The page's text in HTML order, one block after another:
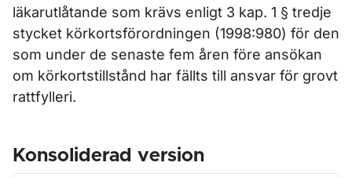
läkarutlåtande som krävs enligt 3 kap. 1 § tredje
stycket körkortsförordningen (1998:980) för den
som under de senaste fem åren före ansökan
om körkortstillstånd har fällts till ansvar för grovt
rattfylleri.
Konsoliderad version